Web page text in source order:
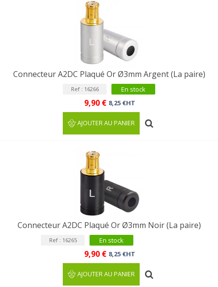
Connecteur A2DC Plaqué Or Ø3mm Argent (La paire)
Ref : 16266 En stock
9,90 € 8,25 €HT
AJOUTER AU PANIER
Connecteur A2DC Plaqué Or Ø3mm Noir (La paire)
Ref : 16265 En stock
9,90 € 8,25 €HT
AJOUTER AU PANIER